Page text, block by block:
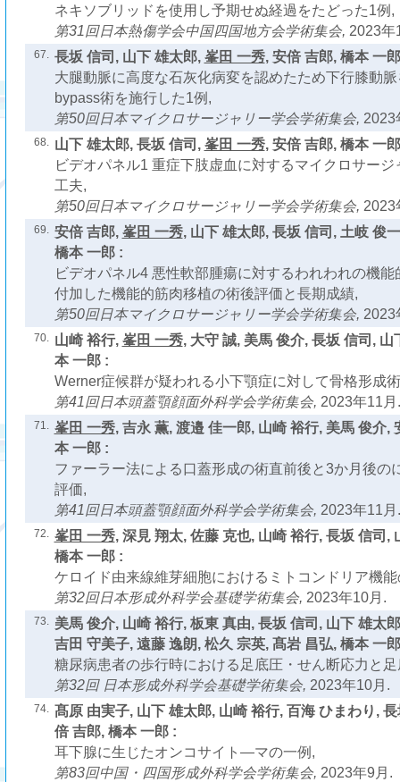
ネキソブリッドを使用し予期せぬ経過をたどった1例,
第31回日本熱傷学会中国四国地方会学術集会, 2023年
67. 長坂 信司, 山下 雄太郎, 峯田 一秀, 安倍 吉郎, 橋本 一
大腿動脈に高度な石灰化病変を認めたため下行膝動
bypass術を施行した1例,
第50回日本マイクロサージャリー学会学術集会, 2023
68. 山下 雄太郎, 長坂 信司, 峯田 一秀, 安倍 吉郎, 橋本 一
ビデオパネル1 重症下肢虚血に対するマイクロサー
工夫,
第50回日本マイクロサージャリー学会学術集会, 2023
69. 安倍 吉郎, 峯田 一秀, 山下 雄太郎, 長坂 信司, 土岐 俊
橋本 一郎 :
ビデオパネル4 悪性軟部腫瘍に対するわれわれの機
付加した機能的筋肉移植の術後評価と長期成績,
第50回日本マイクロサージャリー学会学術集会, 2023
70. 山崎 裕行, 峯田 一秀, 大守 誠, 美馬 俊介, 長坂 信司, 山
本 一郎 :
Werner症候群が疑われる小下顎症に対して骨格形成
第41回日本頭蓋顎顔面外科学会学術集会, 2023年11月.
71. 峯田 一秀, 吉永 薫, 渡邉 佳一郎, 山崎 裕行, 美馬 俊介,
本 一郎 :
ファーラー法による口蓋形成の術直前後と3か月後の
評価,
第41回日本頭蓋顎顔面外科学会学術集会, 2023年11月.
72. 峯田 一秀, 深見 翔太, 佐藤 克也, 山崎 裕行, 長坂 信司,
橋本 一郎 :
ケロイド由来線維芽細胞におけるミトコンドリア機能
第32回日本形成外科学会基礎学術集会, 2023年10月.
73. 美馬 俊介, 山崎 裕行, 板東 真由, 長坂 信司, 山下 雄太
吉田 守美子, 遠藤 逸朗, 松久 宗英, 髙岩 昌弘, 橋本 一
糖尿病患者の歩行時における足底圧・せん断応力と
第32回 日本形成外科学会基礎学術集会, 2023年10月.
74. 髙原 由実子, 山下 雄太郎, 山崎 裕行, 百海 ひまわり,
倍 吉郎, 橋本 一郎 :
耳下腺に生じたオンコサイト―マの一例,
第83回中国・四国形成外科学会学術集会, 2023年9月.